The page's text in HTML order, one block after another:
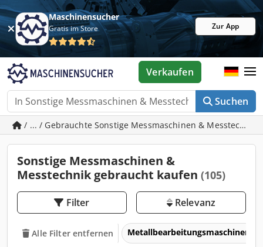
Maschinensucher
Gratis im Store Zur App
Suchen
Verkaufen
/ ... / Gebrauchte Sonstige Messmaschinen & Messtechnik
Sonstige Messmaschinen &
Messtechnik gebraucht kaufen (105)
Filter Relevanz
Alle Filter entfernen Metallbearbeitungsmaschinen